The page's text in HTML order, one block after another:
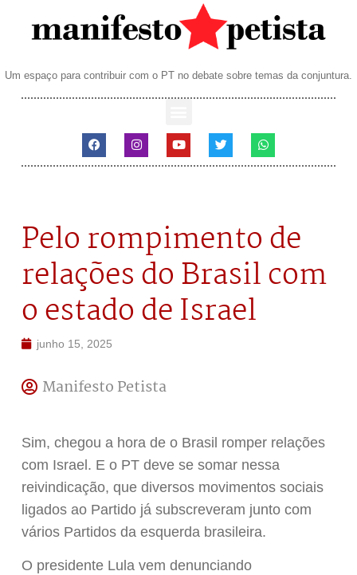
Um espaço para contribuir com o PT no debate sobre temas da conjuntura.
Pelo rompimento de
relações do Brasil com
o estado de Israel
junho 15, 2025
Manifesto Petista
Sim, chegou a hora de o Brasil romper relações
com Israel. E o PT deve se somar nessa
reivindicação, que diversos movimentos sociais
ligados ao Partido já subscreveram junto com
vários Partidos da esquerda brasileira.
O presidente Lula vem denunciando